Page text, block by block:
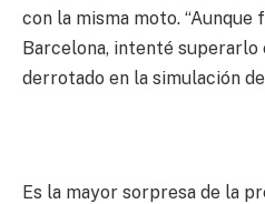
con la misma moto. “Aunque
Barcelona, ​​intenté superarlo
derrotado en la simulación
Es la mayor sorpresa de la